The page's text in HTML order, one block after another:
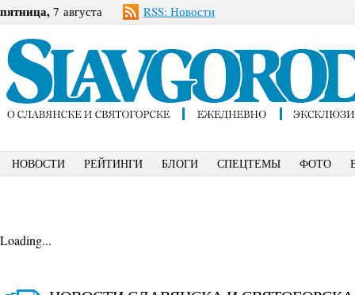
пятница, 7 августа RSS: Новости
НОВОСТИ РЕЙТИНГИ БЛОГИ СПЕЦТЕМЫ ФОТО
Loading...